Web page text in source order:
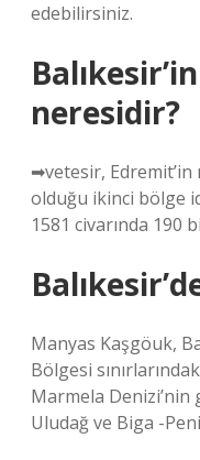
edebilirsiniz.
neresidir?
➡vetesir, Edremit’in
olduğu ikinci bölge
1581 civarında 190
Manyas Kaşgöuk,
Bölgesi
Marmela
Uludağ ve Biga -